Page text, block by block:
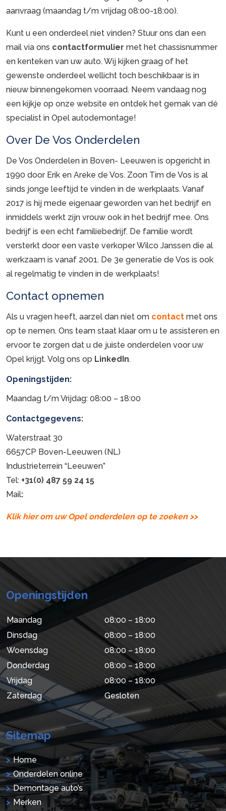
aanvraag (maandag t/m vrijdag 08:00-18:00).
Kunt u een onderdeel niet vinden? Stuur ons dan een
mail via ons contactformulier met het chassisnummer
en kenteken van uw auto. Wij kijken graag of het
gewenste onderdeel wellicht toch beschikbaar is in
nieuw binnengekomen voorraad. Neem vandaag nog
een kijkje op onze website en ontdek het gemak van dé
specialist in Opel autodemontage!
Over De Vos Onderdelen
De Vos Onderdelen in Boven- Leeuwen is opgericht in
1990 door Erik en Areke de Vos. Zoon Tim de Vos is al
sinds jonge leeftijd te vinden in de werkplaats. Vanaf
2017 is hij mede eigenaar geworden van het bedrijf en
inmiddels werkt zijn vrouw ook in het bedrijf mee. Ons
bedrijf is een echt familiebedrijf. De familie wordt
versterkt door een vaste verkoper Wilco Janssen die al
werkzaam is vanaf 2001. De 3e generatie de Vos is ook
al regelmatig te vinden in de werkplaats!
Contact opnemen
Als u vragen heeft, aarzel dan niet om contact met ons
op te nemen. Ons team staat klaar om u te assisteren en
ervoor te zorgen dat u de juiste onderdelen voor uw
Opel krijgt. Volg ons op LinkedIn.
Openingstijden:
Maandag t/m Vrijdag: 08:00 – 18:00
Contactgegevens:
Waterstraat 30
6657CP Boven-Leeuwen (NL)
Industrieterrein “Leeuwen”
Tel: +31(0) 487 59 24 15
Mail:
Klik hier om uw Opel onderdelen op te zoeken >>
Openingstijden
Maandag
08:00 – 18:00
Dinsdag
08:00 – 18:00
Woensdag
08:00 – 18:00
Donderdag
08:00 – 18:00
Vrijdag
08:00 – 18:00
Zaterdag
Gesloten
Sitemap
Home
Onderdelen online
Demontage auto’s
Merken